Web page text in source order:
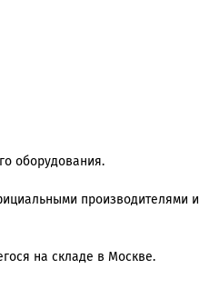
оборудования.
производителями и
на складе в Москве.